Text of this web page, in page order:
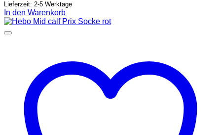
Lieferzeit: 2-5 Werktage
In den Warenkorb